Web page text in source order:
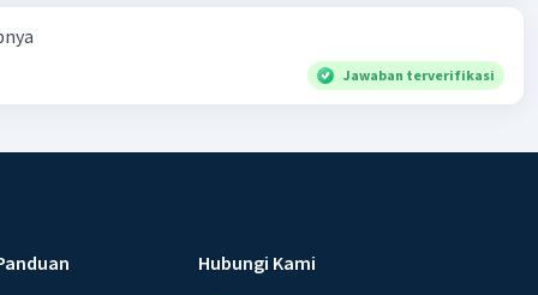
Jawaban terverifikasi
Hubungi Kami